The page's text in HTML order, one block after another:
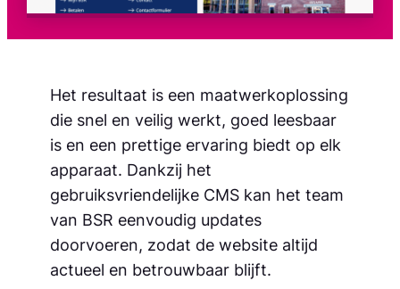
Het resultaat is een maatwerkoplossing
die snel en veilig werkt, goed leesbaar
is en een prettige ervaring biedt op elk
apparaat. Dankzij het
gebruiksvriendelijke CMS kan het team
van BSR eenvoudig updates
doorvoeren, zodat de website altijd
actueel en betrouwbaar blijft.